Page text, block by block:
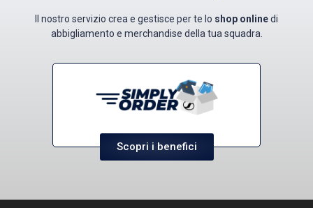
Il nostro servizio crea e gestisce per te lo shop onlinedi
abbigliamento e merchandise della tua squadra.
Scopri i benefici